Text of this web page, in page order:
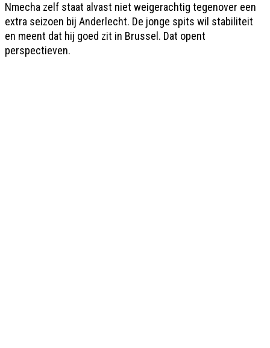
Nmecha zelf staat alvast niet weigerachtig tegenover een
extra seizoen bij Anderlecht. De jonge spits wil stabiliteit
en meent dat hij goed zit in Brussel. Dat opent
perspectieven.